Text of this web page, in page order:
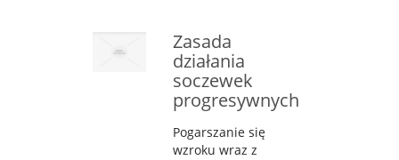
Zasada
działania
soczewek
progresywnych
Pogarszanie się
wzroku wraz z